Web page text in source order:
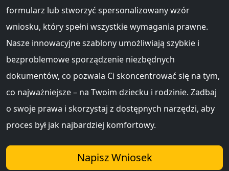
formularz lub stworzyć spersonalizowany wzór
wniosku, który spełni wszystkie wymagania prawne.
Nasze innowacyjne szablony umożliwiają szybkie i
bezproblemowe sporządzenie niezbędnych
dokumentów, co pozwala Ci skoncentrować się na tym,
co najważniejsze – na Twoim dziecku i rodzinie. Zadbaj
o swoje prawa i skorzystaj z dostępnych narzędzi, aby
proces był jak najbardziej komfortowy.
Napisz Wniosek